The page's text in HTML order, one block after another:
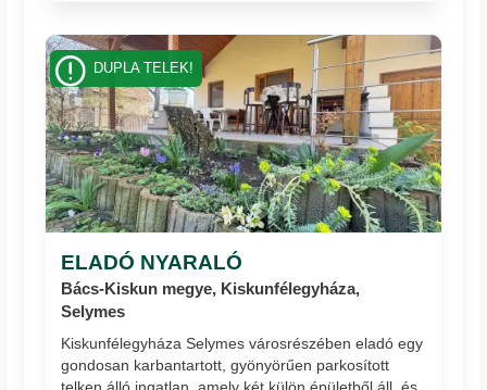
ELADÓ NYARALÓ
Bács-Kiskun megye, Kiskunfélegyháza,
Selymes
Kiskunfélegyháza Selymes városrészében eladó egy
gondosan karbantartott, gyönyörűen parkosított
DUPLA TELEK!